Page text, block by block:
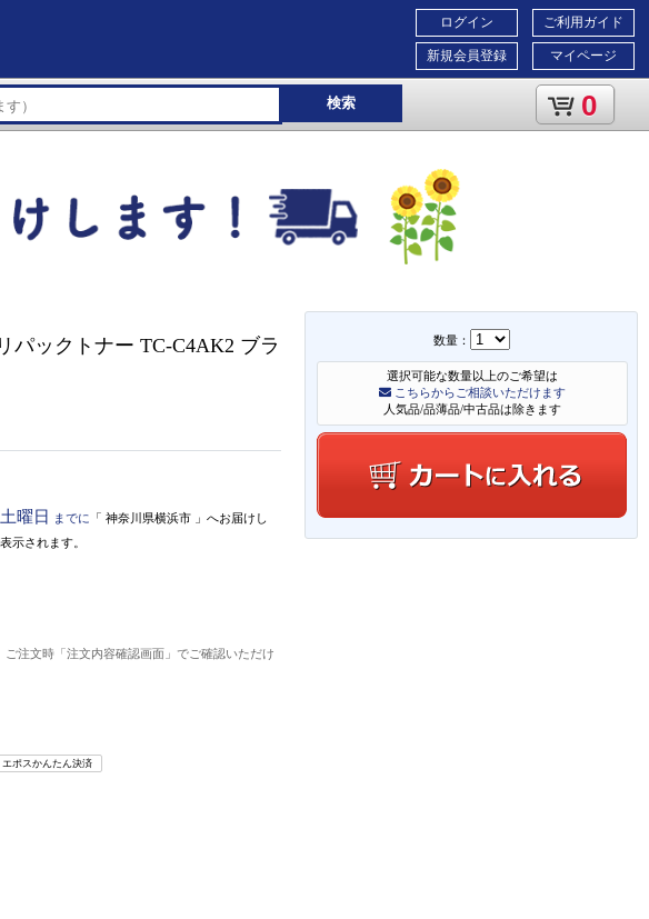
ご利用ガイド
マイページ
ログイン
新規会員登録
検索 0
数量：
選択可能な数量以上のご希望は
こちらからご相談いただけます
人気品/品薄品/中古品は除きます
パックトナー TC-C4AK2 ブラ
土曜日 までに 「 神奈川県横浜市 」 へお届けし
示されます。
注文時「注文内容確認画面」でご確認いただけ
エポスかんたん決済